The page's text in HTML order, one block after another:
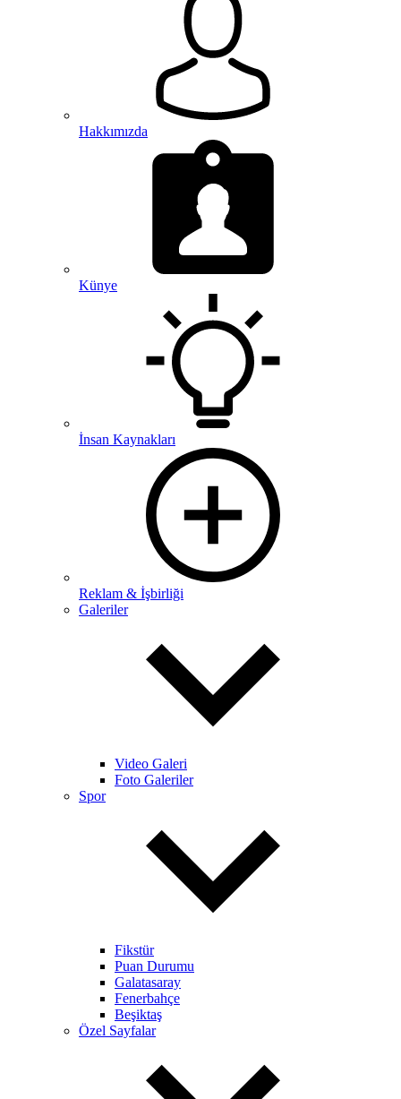
Hakkımızda
Künye
İnsan Kaynakları
Reklam & İşbirliği
Galeriler
Video Galeri
Foto Galeriler
Spor
Fikstür
Puan Durumu
Galatasaray
Fenerbahçe
Beşiktaş
Özel Sayfalar